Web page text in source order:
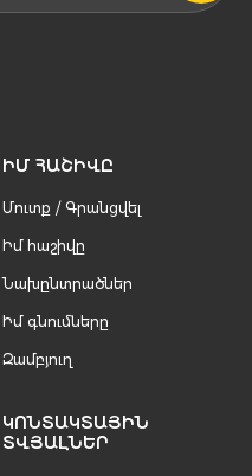
ԻՄ ՀԱՇԻՎԸ
Մուտք / Գրանցվել
Իմ հաշիվը
Նախընտրածներ
Իմ գնումները
Զամբյուղ
ԿՈՆՏԱԿՏԱՅԻՆ
ՏՎՅԱԼՆԵՐ